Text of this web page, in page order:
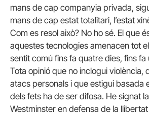
mans de cap companyia privada,
mans de cap estat totalitari, l’estat
Com es resol això? No ho sé. El que
aquestes tecnologies amenacen tot
sentit comú fins fa quatre dies, fins fa
Tota opinió que no inclogui violència,
atacs personals i que estigui basada
dels fets ha de ser difosa. He signat
Westminster en defensa de la llibertat